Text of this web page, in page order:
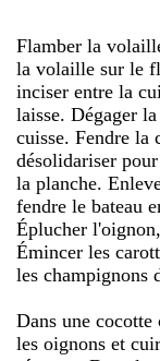
Flamber la
la volaille sur le
inciser entre la
laisse. Dégager
cuisse. Fendre la
désolidariser
la planche.
fendre le bateau
Éplucher
Émincer les
les champignons
Dans une
les oignons et